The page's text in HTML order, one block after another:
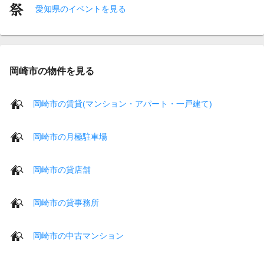
愛知県のイベントを見る
岡崎市の物件を見る
岡崎市の賃貸(マンション・アパート・一戸建て)
岡崎市の月極駐車場
岡崎市の貸店舗
岡崎市の貸事務所
岡崎市の中古マンション